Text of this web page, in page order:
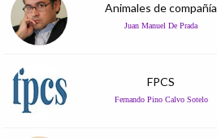
Animales de compañía
Juan Manuel De Prada
FPCS
Fernando Pino Calvo Sotelo